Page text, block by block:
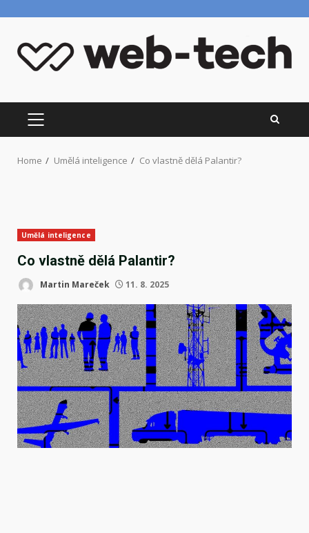
content
PRIMARY
MENU
Home Umělá inteligence Co vlastně dělá Palantir?
Umělá inteligence
Co vlastně dělá Palantir?
Martin Mareček 11. 8. 2025